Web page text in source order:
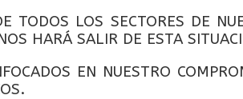
TODOS LOS SECTORES DE
HARÁ SALIR DE ESTA
EN NUESTRO